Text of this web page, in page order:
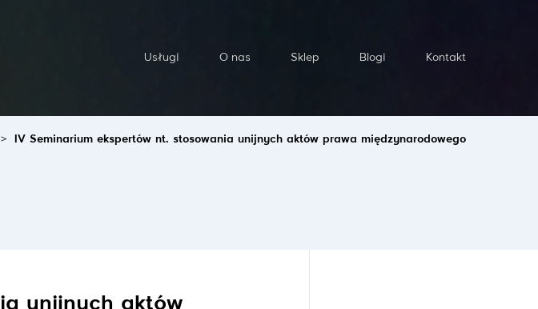
Usługi O nas Sklep Blogi Kontakt
> IV Seminarium ekspertów nt. stosowania unijnych aktów prawa międzynarodowego
unijnych aktów